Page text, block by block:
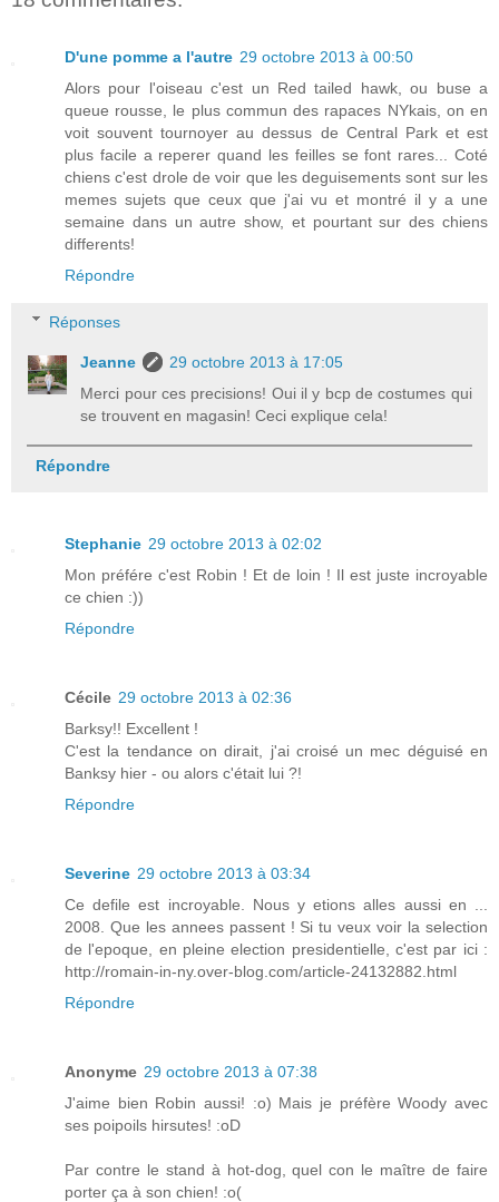
D'une pomme a l'autre 29 octobre 2013 à 00:50
Alors pour l'oiseau c'est un Red tailed hawk, ou buse a
queue rousse, le plus commun des rapaces NYkais, on en
voit souvent tournoyer au dessus de Central Park et est
plus facile a reperer quand les feilles se font rares... Coté
chiens c'est drole de voir que les deguisements sont sur les
memes sujets que ceux que j'ai vu et montré il y a une
semaine dans un autre show, et pourtant sur des chiens
differents!
Répondre
Réponses
Jeanne
29 octobre 2013 à 17:05
Merci pour ces precisions! Oui il y bcp de costumes qui
se trouvent en magasin! Ceci explique cela!
Répondre
Stephanie 29 octobre 2013 à 02:02
Mon préfére c'est Robin ! Et de loin ! Il est juste incroyable
ce chien :))
Répondre
Cécile 29 octobre 2013 à 02:36
Barksy!! Excellent !
C'est la tendance on dirait, j'ai croisé un mec déguisé en
Banksy hier - ou alors c'était lui ?!
Répondre
Severine 29 octobre 2013 à 03:34
Ce defile est incroyable. Nous y etions alles aussi en ...
2008. Que les annees passent ! Si tu veux voir la selection
de l'epoque, en pleine election presidentielle, c'est par ici :
http://romain-in-ny.over-blog.com/article-24132882.html
Répondre
Anonyme 29 octobre 2013 à 07:38
J'aime bien Robin aussi! :o) Mais je préfère Woody avec
ses poipoils hirsutes! :oD
Par contre le stand à hot-dog, quel con le maître de faire
porter ça à son chien! :o(